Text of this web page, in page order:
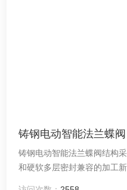
铸钢电动智能法兰蝶阀
铸钢电动智能法兰蝶阀结构
和硬软多层密封兼容的加工